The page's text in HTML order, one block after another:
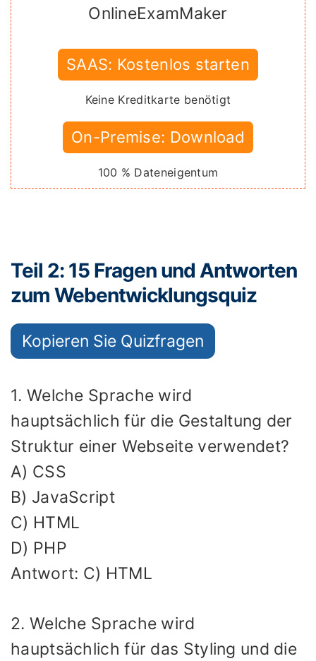
OnlineExamMaker
SAAS: Kostenlos starten
Keine Kreditkarte benötigt
On-Premise: Download
100 % Dateneigentum
Teil 2: 15 Fragen und Antworten
zum Webentwicklungsquiz
Kopieren Sie Quizfragen
1. Welche Sprache wird
hauptsächlich für die Gestaltung der
Struktur einer Webseite verwendet?
A) CSS
B) JavaScript
C) HTML
D) PHP
Antwort: C) HTML
2. Welche Sprache wird
hauptsächlich für das Styling und die